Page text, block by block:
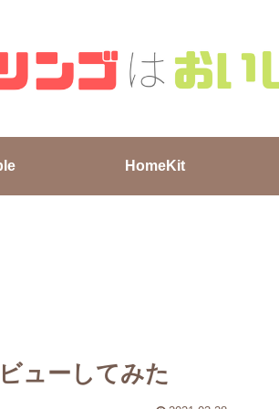
HomeKit
ューしてみた